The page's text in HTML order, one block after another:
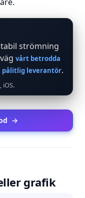
strömning
vårt betrodda
pålitlig leverantör.
iOS.
→
grafik